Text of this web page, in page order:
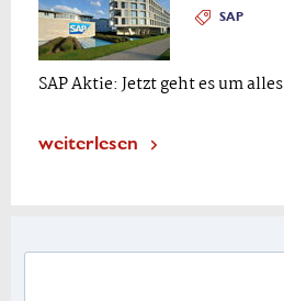
SAP
SAP Aktie: Jetzt geht es um alles
weiterlesen